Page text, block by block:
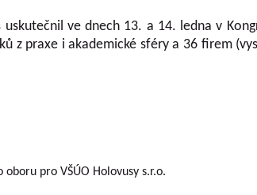
ve dnech 13. a 14. ledna v
z praxe i akademické sféry a 36 firem
pro VŠÚO Holovusy s.r.o.